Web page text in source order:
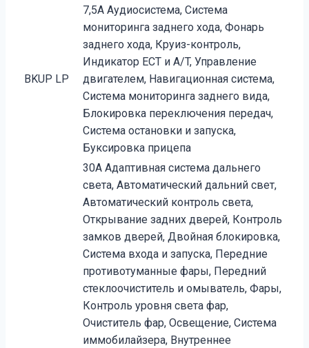
BKUP LP
7,5A Аудиосистема, Система
мониторинга заднего хода, Фонарь
заднего хода, Круиз-контроль,
Индикатор ECT и A/T, Управление
двигателем, Навигационная система,
Система мониторинга заднего вида,
Блокировка переключения передач,
Система остановки и запуска,
Буксировка прицепа
30A Адаптивная система дальнего
света, Автоматический дальний свет,
Автоматический контроль света,
Открывание задних дверей, Контроль
замков дверей, Двойная блокировка,
Система входа и запуска, Передние
противотуманные фары, Передний
стеклоочиститель и омыватель, Фары,
Контроль уровня света фар,
Очиститель фар, Освещение, Система
иммобилайзера, Внутреннее